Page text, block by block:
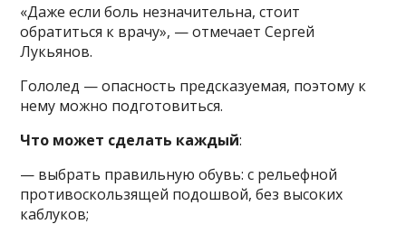
«Даже если боль незначительна, стоит
обратиться к врачу», — отмечает Сергей
Лукьянов.
Гололед — опасность предсказуемая, поэтому к
нему можно подготовиться.
Что может сделать каждый:
— выбрать правильную обувь: с рельефной
противоскользящей подошвой, без высоких
каблуков;